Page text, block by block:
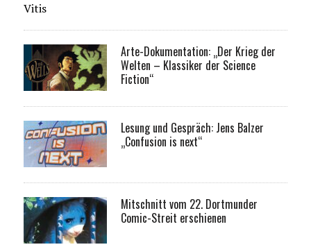
Vitis
Arte-Dokumentation: „Der Krieg der
Welten – Klassiker der Science
Fiction“
Lesung und Gespräch: Jens Balzer
„Confusion is next“
Mitschnitt vom 22. Dortmunder
Comic-Streit erschienen